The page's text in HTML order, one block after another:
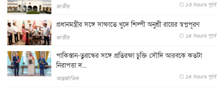
জাতীয় ১৩ hours পূর্বে
প্রধানমন্ত্রীর সঙ্গে সাক্ষাতে খুদে শিল্পী অনুশ্রী রায়ের স্বপ্নপূরণ
জাতীয় ১৪ hours পূর্বে
পাকিস্তান-তুরস্কের সঙ্গে প্রতিরক্ষা চুক্তি সৌদি আরবকে কতটা
নিরাপত্তা দ...
আন্তর্জাতিক ১৪ hours পূর্বে